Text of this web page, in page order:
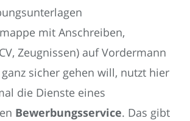
mit Anschreiben,
Zeugnissen) auf Vordermann
sicher gehen will, nutzt hier
die Dienste eines
Bewerbungsservice. Das gibt